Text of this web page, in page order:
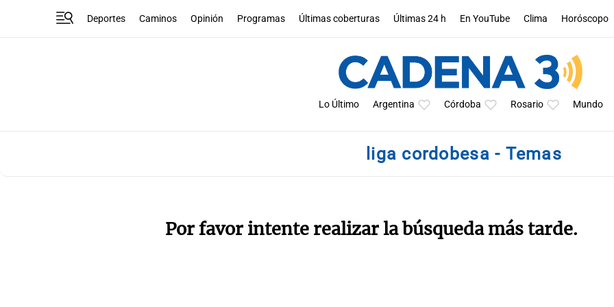
Deportes Caminos Opinión Programas Últimas coberturas Últimas 24 h En YouTube Clima Horóscopo
Lo Último Argentina Córdoba Rosario Mundo
liga cordobesa - Temas
Por favor intente realizar la búsqueda más tarde.